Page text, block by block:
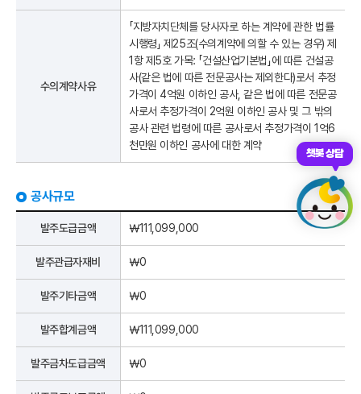
수의계약사유
「지방자치단체를 당사자로 하는 계약에 관한 법률
시행령」 제25조(수의계약에 의할 수 있는 경우) 제
1항 제5호 가목: 「건설산업기본법」에 따른 건설공
사(같은 법에 따른 전문공사는 제외한다)로서 추정
가격이 4억원 이하인 공사, 같은 법에 따른 전문공
사로서 추정가격이 2억원 이하인 공사 및 그 밖의
공사 관련 법령에 따른 공사로서 추정가격이 1억6
천만원 이하인 공사에 대한 계약
공사규모
발주도급금액 ￦111,099,000
발주관급자재비 ￦0
발주기타금액 ￦0
발주합계금액 ￦111,099,000
발주금차도급금액 ￦0
챗봇 상담